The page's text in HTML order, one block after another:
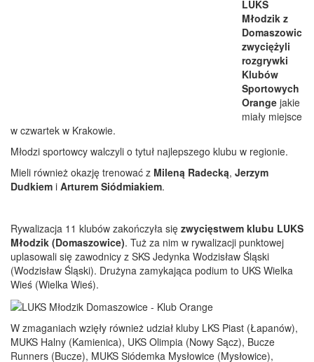
LUKS
Młodzik z
Domaszowic
zwyciężyli
rozgrywki
Klubów
Sportowych
Orange jakie
miały miejsce
w czwartek w Krakowie.
Młodzi sportowcy walczyli o tytuł najlepszego klubu w regionie.
Mieli również okazję trenować z Mileną Radecką, Jerzym
Dudkiem i Arturem Siódmiakiem.
Rywalizacja 11 klubów zakończyła się zwycięstwem klubu LUKS
Młodzik (Domaszowice). Tuż za nim w rywalizacji punktowej
uplasowali się zawodnicy z SKS Jedynka Wodzisław Śląski
(Wodzisław Śląski). Drużyna zamykająca podium to UKS Wielka
Wieś (Wielka Wieś).
W zmaganiach wzięły również udział kluby LKS Piast (Łapanów),
MUKS Halny (Kamienica), UKS Olimpia (Nowy Sącz), Bucze
Runners (Bucze), MUKS Siódemka Mysłowice (Mysłowice),